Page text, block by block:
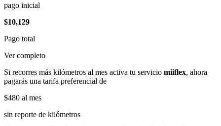
pago inicial
$10,129
Pago total
Ver completo
Si recorres más kilómetros al mes activa tu servicio miiflex, ahora
pagarás una tarifa preferencial de
$480 al mes
sin reporte de kilómetros